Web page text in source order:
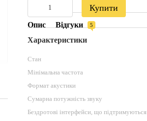
Купити
Опис Відгуки 5
Характеристики
Стан
Мінімальна частота
Формат акустики
Сумарна потужність звуку
Бездротові інтерфейси, що підтримуються